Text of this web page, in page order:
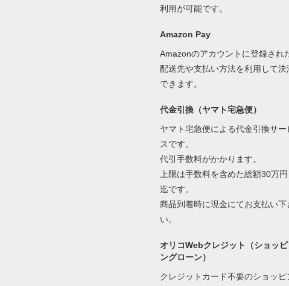
利用が可能です。
Amazon Pay
Amazonのアカウントに登録され
配送先や支払い方法を利用して決
できます。
代金引換（ヤマト宅急便）
ヤマト宅急便による代金引換サー
スです。
代引手数料がかかります。
上限は手数料を含めた総額30万円
迄です。
商品到着時に現金にてお支払い下
い。
オリコWebクレジット（ショッピ
ングローン）
クレジットカード不要のショッピ